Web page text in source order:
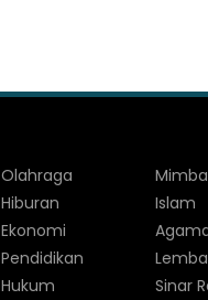
Olahraga
Hiburan
Ekonomi
Pendidikan
Hukum
Islam
Sinar